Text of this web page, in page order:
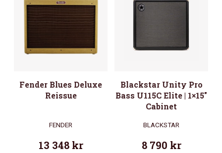
Fender Blues Deluxe
Reissue
FENDER
13 348 kr
Blackstar Unity Pro
Bass U115C Elite | 1×15″
Cabinet
BLACKSTAR
8 790 kr